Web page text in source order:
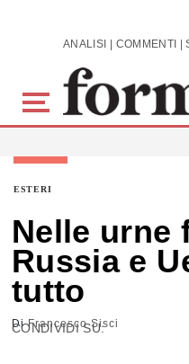
Skip to main content
ESTERI
Nelle urne
Russia e
tutto
DiFrancesco Sisci
CONDIVIDI SU: